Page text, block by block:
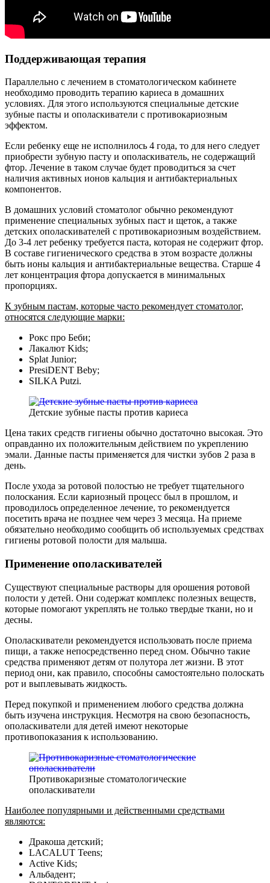
Поддерживающая терапия
Параллельно с лечением в стоматологическом кабинете
необходимо проводить терапию кариеса в домашних
условиях. Для этого используются специальные детские
зубные пасты и ополаскиватели с противокариозным
эффектом.
Если ребенку еще не исполнилось 4 года, то для него следует
приобрести зубную пасту и ополаскиватель, не содержащий
фтор. Лечение в таком случае будет проводиться за счет
наличия активных ионов кальция и антибактериальных
компонентов.
В домашних условий стоматолог обычно рекомендуют
применение специальных зубных паст и щеток, а также
детских ополаскивателей с противокариозным воздействием.
До 3-4 лет ребенку требуется паста, которая не содержит фтор.
В составе гигиенического средства в этом возрасте должны
быть ионы кальция и антибактериальные вещества. Старше 4
лет концентрация фтора допускается в минимальных
пропорциях.
К зубным пастам, которые часто рекомендует стоматолог,
относятся следующие марки:
Рокс про Беби;
Лакалют Kids;
Splat Junior;
PresiDENT Beby;
SILKA Putzi.
Детские зубные пасты против кариеса
Цена таких средств гигиены обычно достаточно высокая. Это
оправданно их положительным действием по укреплению
эмали. Данные пасты применяется для чистки зубов 2 раза в
день.
После ухода за ротовой полостью не требует тщательного
полоскания. Если кариозный процесс был в прошлом, и
проводилось определенное лечение, то рекомендуется
посетить врача не позднее чем через 3 месяца. На приеме
обязательно необходимо сообщить об используемых средствах
гигиены ротовой полости для малыша.
Применение ополаскивателей
Существуют специальные растворы для орошения ротовой
полости у детей. Они содержат комплекс полезных веществ,
которые помогают укреплять не только твердые ткани, но и
десны.
Ополаскиватели рекомендуется использовать после приема
пищи, а также непосредственно перед сном. Обычно такие
средства применяют детям от полутора лет жизни. В этот
период они, как правило, способны самостоятельно полоскать
рот и выплевывать жидкость.
Перед покупкой и применением любого средства должна
быть изучена инструкция. Несмотря на свою безопасность,
ополаскиватели для детей имеют некоторые
противопоказания к использованию.
Противокаризные стоматологические
ополаскиватели
Наиболее популярными и действенными средствами
являются:
Дракоша детский;
LACALUT Teens;
Active Kids;
Альбадент;